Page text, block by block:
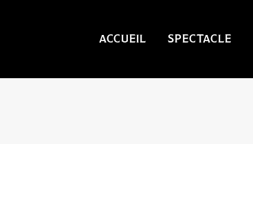
ACCUEIL SPECTACLE